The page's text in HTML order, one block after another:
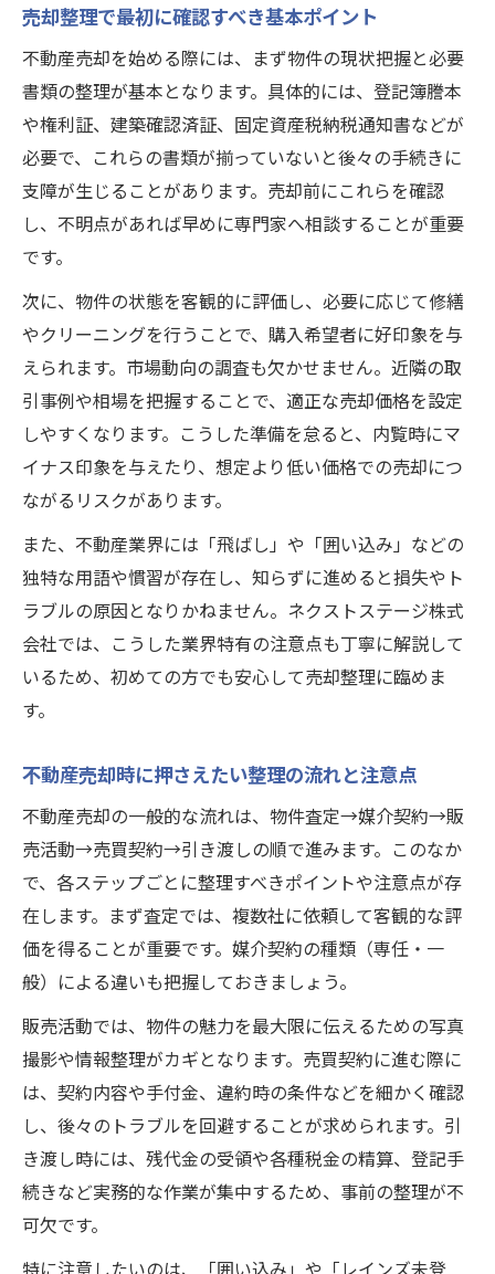
ジ株式会社が整理
売却前に知るべき業界慣習と整理のポイン
ト
不動産を売るならネクストステージ株式会
社が教える業界常識
損しないための業界暗黙ルール整理方法
トラブルを未然に防ぐ整理・準備の極意
不動産を売るならネクストステージ株式会
社が伝授するトラブル回避術
売却整理でトラブルを未然に防ぐ実践的な
準備法
トラブル防止のための不動産整理の極意と
は
不動産売却時に有効な整理・準備の具体策
ネクストステージ株式会社式のトラブル回
避整理術
社が解説する安心手続き
売却を安心して進めるための整理ポイント
手続きの流れと整理のコツをプロが解説
不動産売却の安心ポイントと整理方法まと
ネクストステージ株式会社流・安心の売却
売却整理で最初に確認すべき基本ポイント
不動産売却を始める際には、まず物件の現状把握と必要
書類の整理が基本となります。具体的には、登記簿謄本
や権利証、建築確認済証、固定資産税納税通知書などが
必要で、これらの書類が揃っていないと後々の手続きに
支障が生じることがあります。売却前にこれらを確認
し、不明点があれば早めに専門家へ相談することが重要
です。
次に、物件の状態を客観的に評価し、必要に応じて修繕
やクリーニングを行うことで、購入希望者に好印象を与
えられます。市場動向の調査も欠かせません。近隣の取
引事例や相場を把握することで、適正な売却価格を設定
しやすくなります。こうした準備を怠ると、内覧時にマ
イナス印象を与えたり、想定より低い価格での売却につ
ながるリスクがあります。
また、不動産業界には「飛ばし」や「囲い込み」などの
独特な用語や慣習が存在し、知らずに進めると損失やト
ラブルの原因となりかねません。ネクストステージ株式
会社では、こうした業界特有の注意点も丁寧に解説して
いるため、初めての方でも安心して売却整理に臨めま
す。
不動産売却時に押さえたい整理の流れと注意点
不動産売却の一般的な流れは、物件査定→媒介契約→販
売活動→売買契約→引き渡しの順で進みます。このなか
で、各ステップごとに整理すべきポイントや注意点が存
在します。まず査定では、複数社に依頼して客観的な評
価を得ることが重要です。媒介契約の種類（専任・一
般）による違いも把握しておきましょう。
販売活動では、物件の魅力を最大限に伝えるための写真
撮影や情報整理がカギとなります。売買契約に進む際に
は、契約内容や手付金、違約時の条件などを細かく確認
し、後々のトラブルを回避することが求められます。引
き渡し時には、残代金の受領や各種税金の精算、登記手
続きなど実務的な作業が集中するため、事前の整理が不
可欠です。